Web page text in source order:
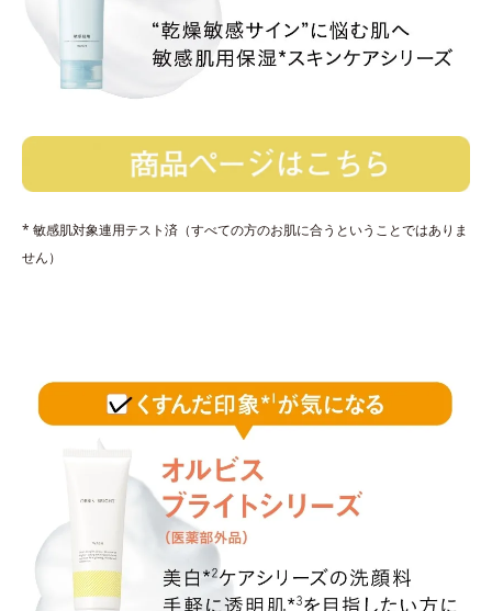
* 敏感肌対象連用テスト済（すべての方のお肌に合うということではありま
せん）